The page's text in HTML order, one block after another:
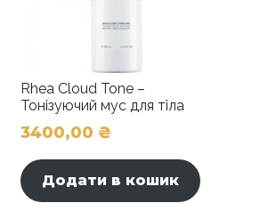
Rhea Cloud Tone –
Тонізуючий мус для тіла
3400,00 ₴
Додати в кошик